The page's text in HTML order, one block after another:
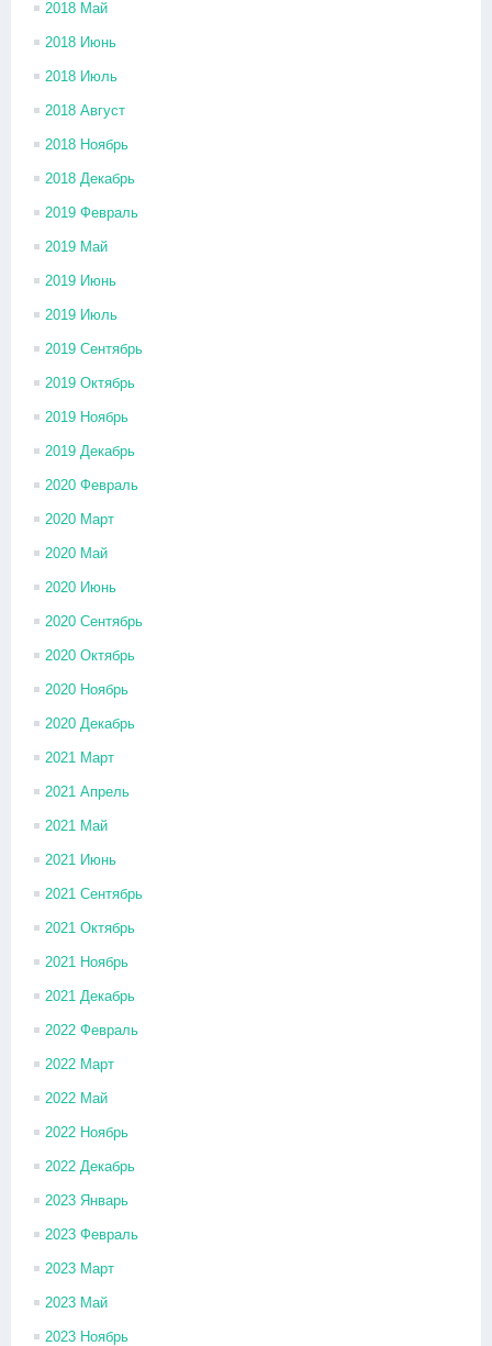
2018 Май
2018 Июнь
2018 Июль
2018 Август
2018 Ноябрь
2018 Декабрь
2019 Февраль
2019 Май
2019 Июнь
2019 Июль
2019 Сентябрь
2019 Октябрь
2019 Ноябрь
2019 Декабрь
2020 Февраль
2020 Март
2020 Май
2020 Июнь
2020 Сентябрь
2020 Октябрь
2020 Ноябрь
2020 Декабрь
2021 Март
2021 Апрель
2021 Май
2021 Июнь
2021 Сентябрь
2021 Октябрь
2021 Ноябрь
2021 Декабрь
2022 Февраль
2022 Март
2022 Май
2022 Ноябрь
2022 Декабрь
2023 Январь
2023 Февраль
2023 Март
2023 Май
2023 Ноябрь